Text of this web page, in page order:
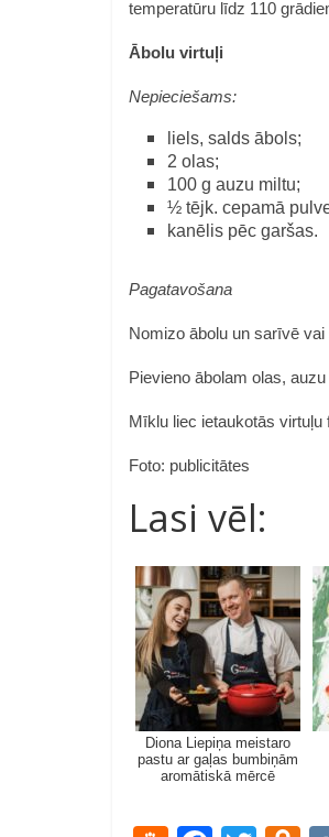
temperatūru līdz 110
Ābolu virtuļi
Nepieciešams:
liels, salds ābols;
2 olas;
100 g auzu miltu;
½ tējk. cepamā
kanēlis pēc garšas.
Pagatavošana
Nomizo ābolu un sarīvē vai
Pievieno ābolam olas,
Mīklu liec ietaukotās virtuļu
Foto: publicitātes
Lasi vēl:
Diona Liepiņa meistaro
pastu ar gaļas bumbiņām
aromātiskā mērcē